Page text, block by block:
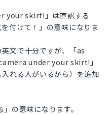
your skirt!」は直訳する
付けて！」の意味になりま
文で十分ですが、「as
under your skirt!」
入れる人がいるから）を追加
の意味になります。